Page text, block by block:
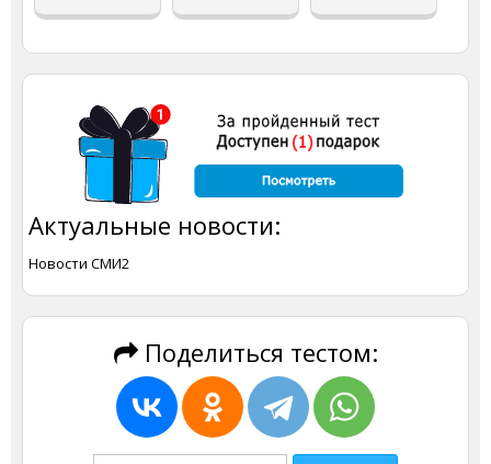
Актуальные новости:
Новости СМИ2
Поделиться тестом: